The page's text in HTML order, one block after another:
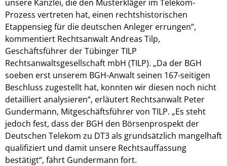
unsere Kanzlei, die den Musterkläger im Telekom-
Prozess vertreten hat, einen rechtshistorischen
Etappensieg für die deutschen Anleger errungen“,
kommentiert Rechtsanwalt Andreas Tilp,
Geschäftsführer der Tübinger TILP
Rechtsanwaltsgesellschaft mbH (TILP). „Da der BGH
soeben erst unserem BGH-Anwalt seinen 167-seitigen
Beschluss zugestellt hat, konnten wir diesen noch nicht
detailliert analysieren“, erläutert Rechtsanwalt Peter
Gundermann, Mitgeschäftsführer von TILP. „Es steht
jedoch fest, dass der BGH den Börsenprospekt der
Deutschen Telekom zu DT3 als grundsätzlich mangelhaft
qualifiziert und damit unsere Rechtsauffassung
bestätigt“, fährt Gundermann fort.